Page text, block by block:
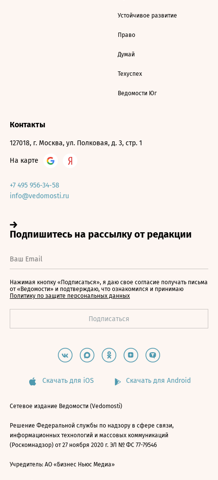
Устойчивое развитие
Право
Думай
Техуспех
Ведомости Юг
Контакты
127018, г. Москва, ул. Полковая, д. 3, стр. 1
На карте
+7 495 956-34-58
info@vedomosti.ru
Нажимая кнопку «Подписаться», я даю свое согласие получать письма
от «Ведомости» и подтверждаю, что ознакомился и принимаю
Политику по защите персональных данных
Скачать для iOS Скачать для Android
Сетевое издание Ведомости (Vedomosti)
Решение Федеральной службы по надзору в сфере связи,
информационных технологий и массовых коммуникаций
(Роскомнадзор) от 27 ноября 2020 г. ЭЛ № ФС 77-79546
Учредитель: АО «Бизнес Ньюс Медиа»